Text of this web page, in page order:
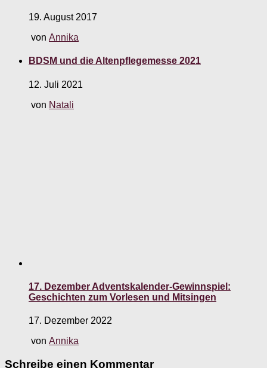
19. August 2017
von Annika
BDSM und die Altenpflegemesse 2021
12. Juli 2021
von Natali
17. Dezember Adventskalender-Gewinnspiel:
Geschichten zum Vorlesen und Mitsingen
17. Dezember 2022
von Annika
Schreibe einen Kommentar